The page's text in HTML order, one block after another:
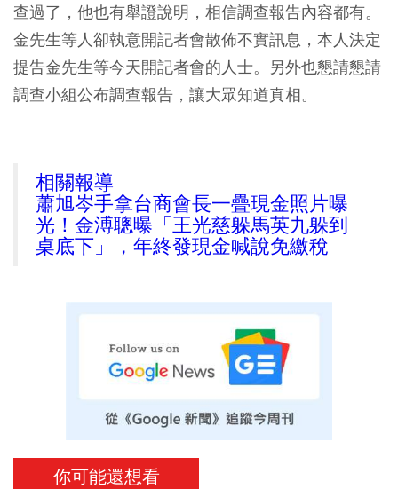
查過了，他也有舉證說明，相信調查報告內容都有。
金先生等人卻執意開記者會散佈不實訊息，本人決定
提告金先生等今天開記者會的人士。另外也懇請懇請
調查小組公布調查報告，讓大眾知道真相。
相關報導
蕭旭岑手拿台商會長一疊現金照片曝
光！金溥聰曝「王光慈躲馬英九躲到
桌底下」，年終發現金喊說免繳稅
你可能還想看